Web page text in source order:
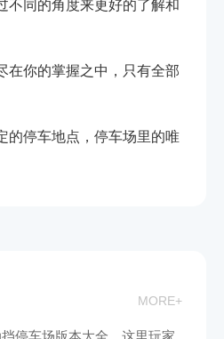
不同的角度来更好的了解和
在你的掌握之中，只有全部
的停车地点，停车场里的唯
MORE+
停车场版本大全，这里玩家